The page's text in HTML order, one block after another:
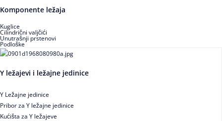
Buričasti zaptiveni ležajevi
Buričasti aksijalni ležajevi
Komponente ležaja
Kuglice
Cilindrični valjčići
Unutrašnji prstenovi
Podloške
Y ležajevi i ležajne jedinice
Y Ležajne jedinice
Pribor za Y ležajne jedinice
Kućišta za Y ležajeve